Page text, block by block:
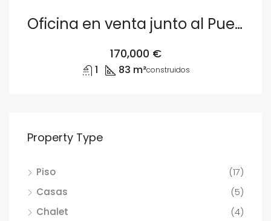
Oficina en venta junto al Puerto de Valencia
170,000 €
1 83 m²construidos
Property Type
Piso
(17)
Casas
(5)
Chalet
(4)